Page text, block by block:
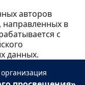
авторов
в
с
данных.